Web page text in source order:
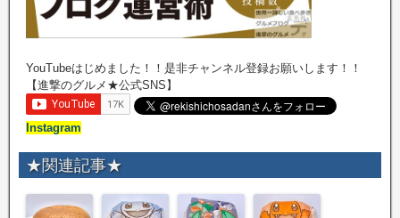
YouTubeはじめました！！是非チャンネル登録お願いします！！
【進撃のグルメ★公式SNS】
Instagram
★関連記事★